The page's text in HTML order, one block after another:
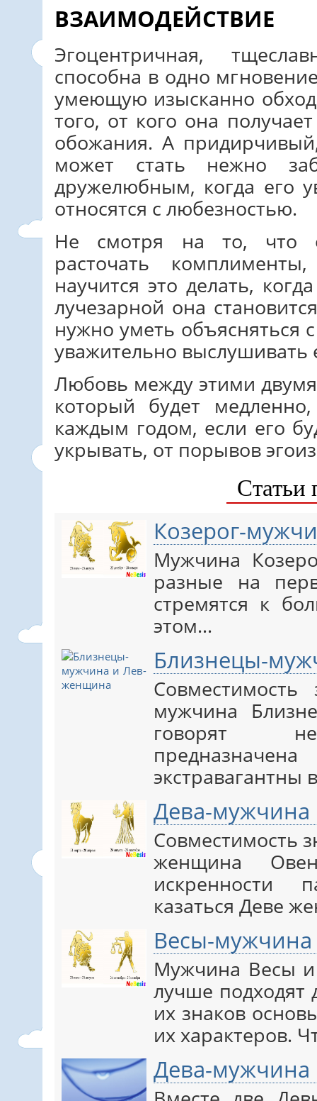
ВЗАИМОДЕЙСТВИЕ
Эгоцентричная,
способна в одно
умеющую изысканно
того, от кого она
обожания. А
может стать нежно
дружелюбным, когда его
относятся с любезностью.
Не смотря на то, что
расточать
научится это делать,
лучезарной она
нужно уметь объясняться
уважительно выслушивать
Любовь между этими
который будет
каждым годом, если его
укрывать, от порывов
Статьи
Козерог-
Мужчина
разные на
стремятся к
этом…
Близнецы-
мужчина
говорят
экстравагантны
Дева-
Совместимость
женщина
искренности
казаться Деве
Весы-
Мужчина Весы
лучше подходят
их знаков
их характеров.
Дева-